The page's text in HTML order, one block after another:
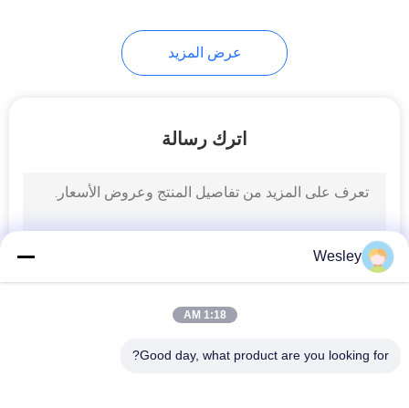
علامات خروج الصمام
علامات خروج مزدوجة
من جانب
34
عرض المزيد
اترك رسالة
Wesley
1:18 AM
Good day, what product are you looking for?